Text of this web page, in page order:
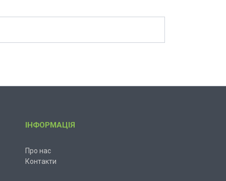
ІНФОРМАЦІЯ
Про нас
Контакти